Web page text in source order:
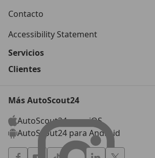
Contacto
Accessibility Statement
Servicios
Clientes
Más AutoScout24
AutoScout24 para iOS
AutoScout24 para Android